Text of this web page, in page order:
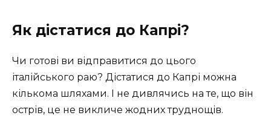
Як дістатися до Капрі?
Чи готові ви відправитися до цього
італійського раю? Дістатися до Капрі можна
кількома шляхами. І не дивлячись на те, що він
острів, це не викличе жодних труднощів.